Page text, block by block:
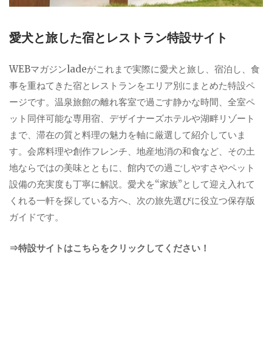
愛犬と旅した宿とレストラン特設サイト
WEBマガジンladeがこれまで実際に愛犬と旅し、宿泊し、食
事を重ねてきた宿とレストランをエリア別にまとめた特設ペ
ージです。温泉旅館の離れ客室で過ごす静かな時間、全室ペ
ット同伴可能な専用宿、デザイナーズホテルや湖畔リゾート
まで、滞在の質と料理の魅力を軸に厳選して紹介していま
す。会席料理や創作フレンチ、地産地消の和食など、その土
地ならではの美味とともに、館内での過ごしやすさやペット
設備の充実度も丁寧に解説。愛犬を“家族”として迎え入れて
くれる一軒を探している方へ、次の旅先選びに役立つ保存版
ガイドです。
⇒特設サイトはこちらをクリックしてください！